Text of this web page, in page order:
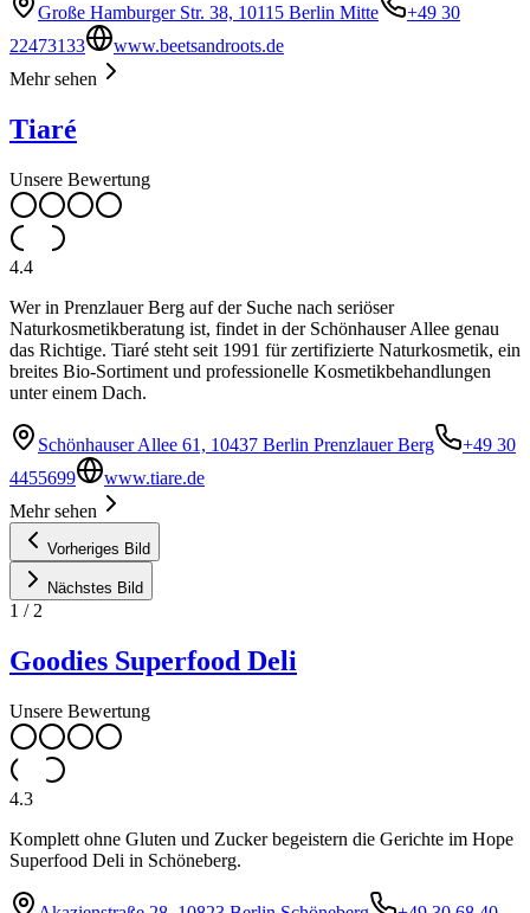
Große Hamburger Str. 38, 10115 Berlin Mitte
+49 30
22473133
www.beetsandroots.de
Mehr sehen
Tiaré
Unsere Bewertung
4.4
Wer in Prenzlauer Berg auf der Suche nach seriöser
Naturkosmetikberatung ist, findet in der Schönhauser Allee genau
das Richtige. Tiaré steht seit 1991 für zertifizierte Naturkosmetik, ein
breites Bio-Sortiment und professionelle Kosmetikbehandlungen
unter einem Dach.
Schönhauser Allee 61, 10437 Berlin Prenzlauer Berg
+49 30
4455699
www.tiare.de
Mehr sehen
Vorheriges Bild
Nächstes Bild
1 / 2
Goodies Superfood Deli
Unsere Bewertung
4.3
Komplett ohne Gluten und Zucker begeistern die Gerichte im Hope
Superfood Deli in Schöneberg.